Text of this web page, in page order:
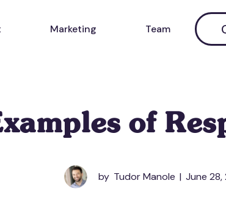
Marketing Team
of
by Tudor Manole | June 28,